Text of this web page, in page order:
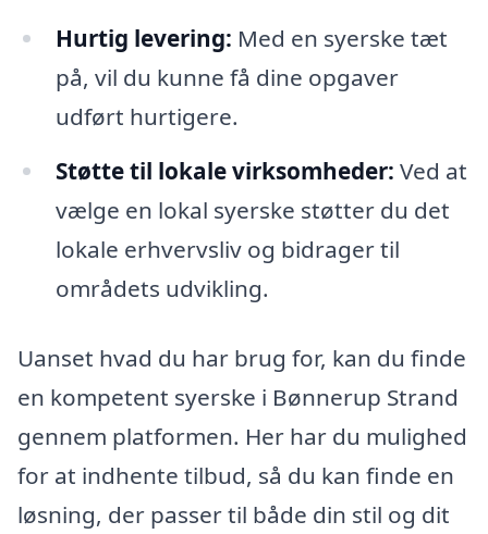
Hurtig levering: Med en syerske tæt
på, vil du kunne få dine opgaver
udført hurtigere.
Støtte til lokale virksomheder: Ved at
vælge en lokal syerske støtter du det
lokale erhvervsliv og bidrager til
områdets udvikling.
Uanset hvad du har brug for, kan du finde
en kompetent syerske i Bønnerup Strand
gennem platformen. Her har du mulighed
for at indhente tilbud, så du kan finde en
løsning, der passer til både din stil og dit